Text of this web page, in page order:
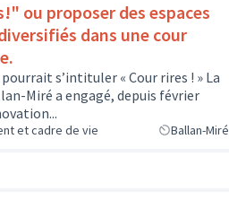
ou proposer des espaces
dans une cour
s’intituler « Cour rires ! » La
Miré a engagé, depuis février
et cadre de vie Ballan-Miré